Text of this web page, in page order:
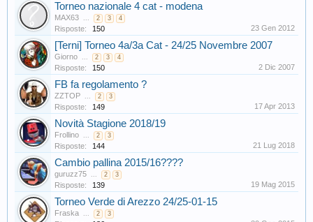
Torneo nazionale 4 cat - modena
MAX63 ... 2 3 4
Risposte: 150 23 Gen 2012
[Terni] Torneo 4a/3a Cat - 24/25 Novembre 2007
Giorno ... 2 3 4
Risposte: 150 2 Dic 2007
FB fa regolamento ?
ZZTOP ... 2 3
Risposte: 149 17 Apr 2013
Novità Stagione 2018/19
Frollino ... 2 3
Risposte: 144 21 Lug 2018
Cambio pallina 2015/16????
guruzz75 ... 2 3
Risposte: 139 19 Mag 2015
Torneo Verde di Arezzo 24/25-01-15
Fraska ... 2 3